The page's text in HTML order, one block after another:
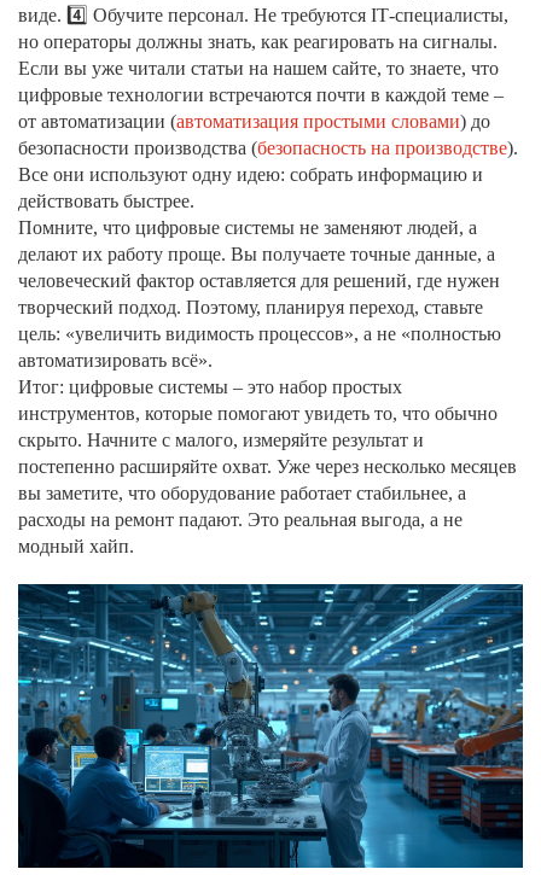
виде. 4️⃣ Обучите персонал. Не требуются IT‑специалисты,
но операторы должны знать, как реагировать на сигналы.
Если вы уже читали статьи на нашем сайте, то знаете, что
цифровые технологии встречаются почти в каждой теме –
от автоматизации (автоматизация простыми словами) до
безопасности производства (безопасность на производстве).
Все они используют одну идею: собрать информацию и
действовать быстрее.
Помните, что цифровые системы не заменяют людей, а
делают их работу проще. Вы получаете точные данные, а
человеческий фактор оставляется для решений, где нужен
творческий подход. Поэтому, планируя переход, ставьте
цель: «увеличить видимость процессов», а не «полностью
автоматизировать всё».
Итог: цифровые системы – это набор простых
инструментов, которые помогают увидеть то, что обычно
скрыто. Начните с малого, измеряйте результат и
постепенно расширяйте охват. Уже через несколько месяцев
вы заметите, что оборудование работает стабильнее, а
расходы на ремонт падают. Это реальная выгода, а не
модный хайп.